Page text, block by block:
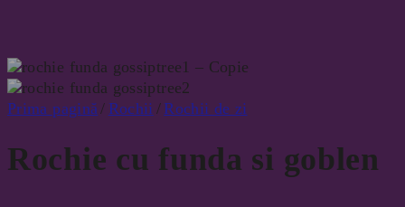
Prima pagină / Rochii / Rochii de zi
Rochie cu funda si goblen